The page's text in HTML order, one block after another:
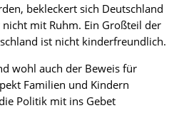
bekleckert sich Deutschland
mit Ruhm. Ein Großteil der
ist nicht kinderfreundlich.
wohl auch der Beweis für
Familien und Kindern
Politik mit ins Gebet